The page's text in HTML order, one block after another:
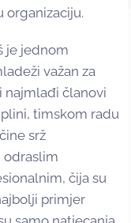
organizaciju.
je jednom
važan za
najmlađi članovi
timskom radu
srž
odraslim
čija su
primjer